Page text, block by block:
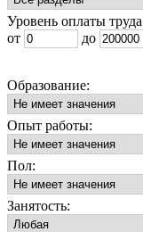
Уровень оплаты
от
до
Образование:
Опыт работы:
Пол:
Занятость: